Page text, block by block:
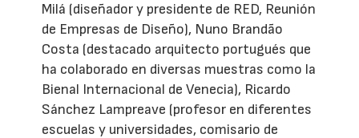
Milá (diseñador y presidente de RED, Reunión
de Empresas de Diseño), Nuno Brandão
Costa (destacado arquitecto portugués que
ha colaborado en diversas muestras como la
Bienal Internacional de Venecia), Ricardo
Sánchez Lampreave (profesor en diferentes
escuelas y universidades, comisario de